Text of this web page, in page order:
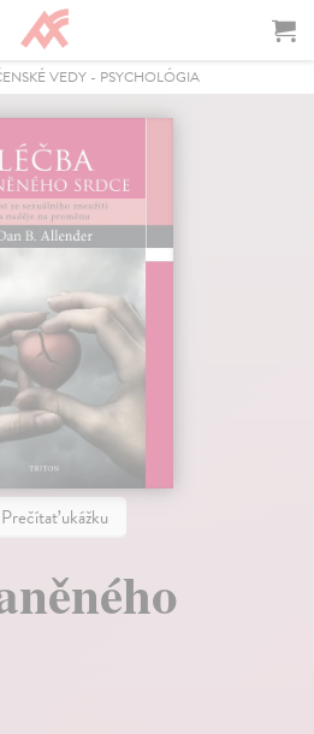
VEDY- PSYCHOLÓGIA
Prečítať ukážku